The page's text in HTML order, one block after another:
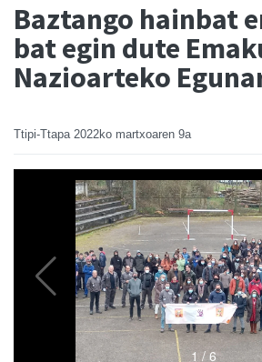
Baztango hainbat
bat egin dute
Nazioarteko
Ttipi-Ttapa 2022ko martxoaren 9a